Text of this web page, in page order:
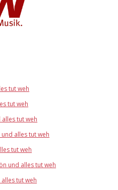
tut weh
tut weh
alles tut weh
und alles tut weh
tut weh
und alles tut weh
tut weh